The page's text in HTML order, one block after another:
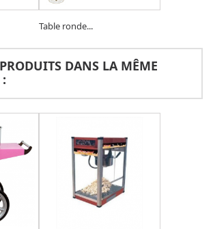
Table ronde...
DANS LA MÊME